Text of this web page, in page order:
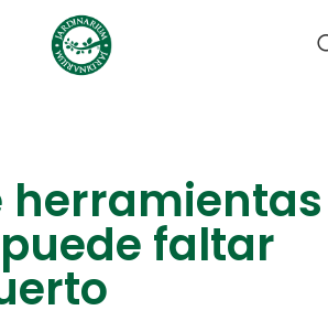
herramientas
faltar